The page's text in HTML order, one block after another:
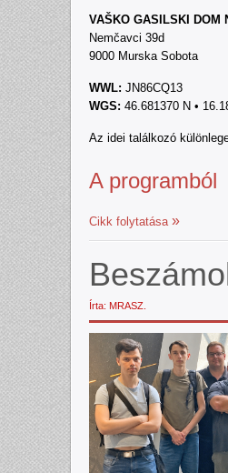
VAŠKO GASILSKI DOM
Nemčavci 39d
9000 Murska Sobota
WWL: JN86CQ13
WGS: 46.681370 N •
Az idei találkozó
A programból
Cikk folytatása
Írta: MRASZ.